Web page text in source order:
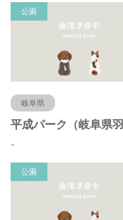
公園
岐阜県
-
公園